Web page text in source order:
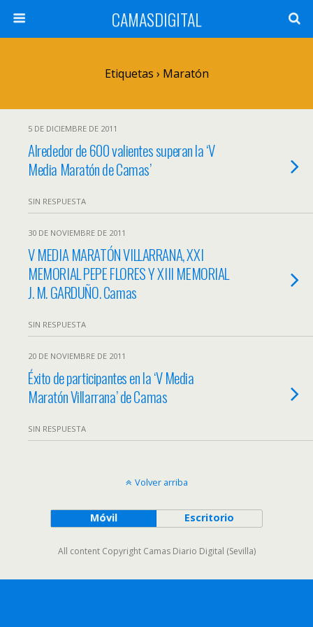
CAMASDIGITAL
Etiquetas › Maratón
5 DE DICIEMBRE DE 2011
Alrededor de 600 valientes superan la ‘V
Media Maratón de Camas’
SIN RESPUESTA
30 DE NOVIEMBRE DE 2011
V MEDIA MARATÓN VILLARRANA, XXI
MEMORIAL PEPE FLORES Y XIII MEMORIAL
J. M. GARDUÑO. Camas
SIN RESPUESTA
20 DE NOVIEMBRE DE 2011
Éxito de participantes en la ‘V Media
Maratón Villarrana’ de Camas
SIN RESPUESTA
Volver arriba
Móvil Escritorio
All content Copyright Camas Diario Digital (Sevilla)